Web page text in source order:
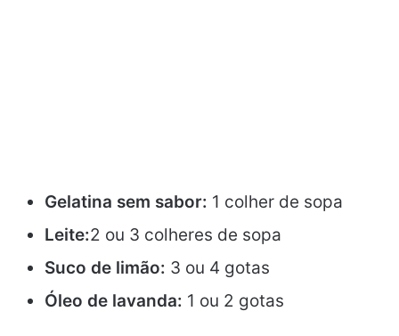
Gelatina sem sabor: 1 colher de sopa
Leite:2 ou 3 colheres de sopa
Suco de limão: 3 ou 4 gotas
Óleo de lavanda: 1 ou 2 gotas